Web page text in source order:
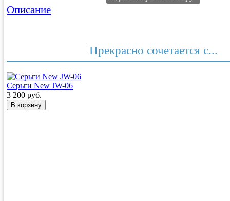
Описание
Прекрасно сочетается с...
Серьги New JW-06
3 200 руб.